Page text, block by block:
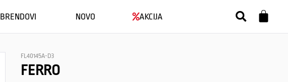
BRENDOVI NOVO AKCIJA
FL40145A-D3
FERRO